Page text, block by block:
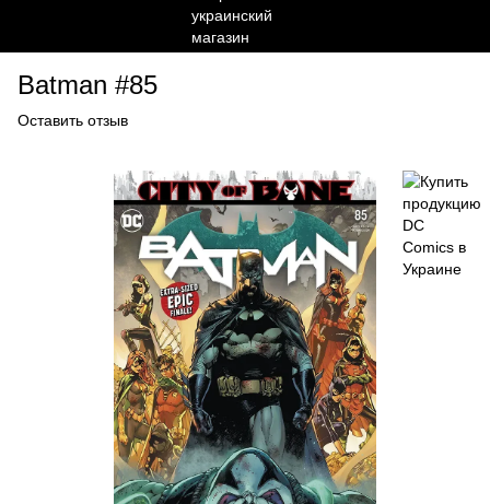
Batman #85
Оставить отзыв